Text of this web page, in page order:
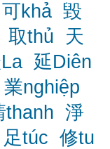
可khả 毀
取thủ
天
延Diên
業nghiệp
thanh 淨
足túc 修tu